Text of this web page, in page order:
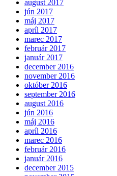
august 2017
jún 2017
máj 2017
apríl 2017
marec 2017
február 2017
január 2017
december 2016
november 2016
október 2016
september 2016
august 2016
jún 2016
máj 2016
apríl 2016
marec 2016
február 2016
január 2016
december 2015